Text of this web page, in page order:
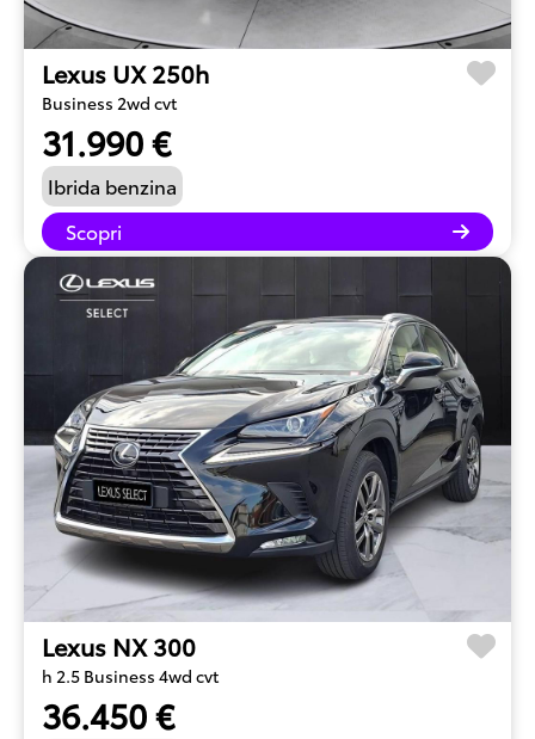
Lexus UX 250h
Business 2wd cvt
31.990 €
Ibrida benzina
Scopri
Lexus NX 300
h 2.5 Business 4wd cvt
36.450 €